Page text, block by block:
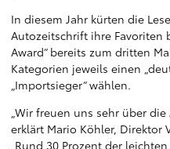
In diesem Jahr kürten die
Autozeitschrift ihre Favoriten
Award“ bereits zum dritten
Kategorien jeweils einen
„Importsieger“ wählen.
„Wir freuen uns sehr über
erklärt Mario Köhler, Direktor
„Rund 30 Prozent der